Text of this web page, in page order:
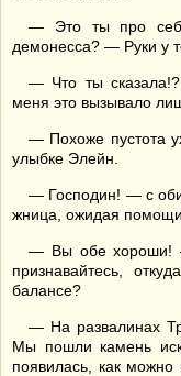
— Это ты про
демонесса? — Руки у
— Что ты
меня это вызывало
— Похоже пустота
улыбке Элейн.
— Господин! — с
жница, ожидая помощи.
— Вы обе хороши!
признавайтесь,
балансе?
— На развалинах
Мы пошли камень
появилась, как